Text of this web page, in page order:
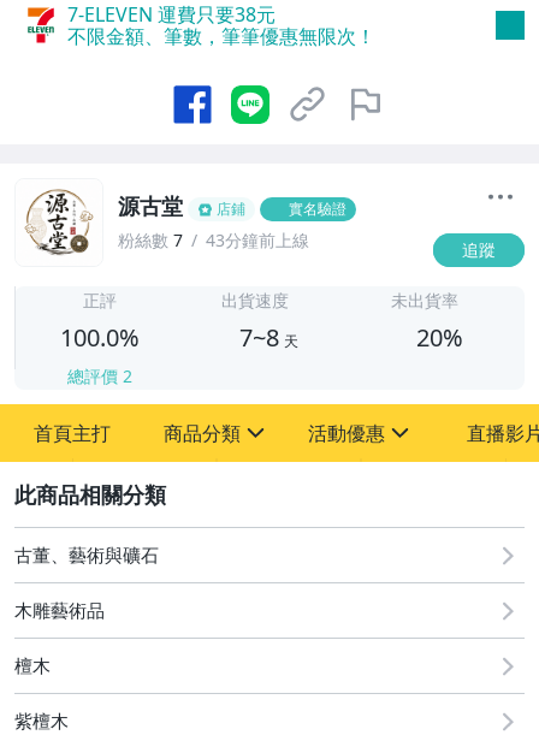
7-ELEVEN 運費只要38元
不限金額、筆數，筆筆優惠無限次！
源古堂 店鋪 實名驗證
粉絲數 7 43分鐘前上線 追蹤
正評
100.0%
總評價 2
出貨速度
7~8 天
未出貨率
20%
首頁主打 商品分類
其它
活動優惠
[全店] 周年慶
[全店] 粉絲專享
直播影
古董、藝術與礦石
木雕藝術品
檀木
紫檀木